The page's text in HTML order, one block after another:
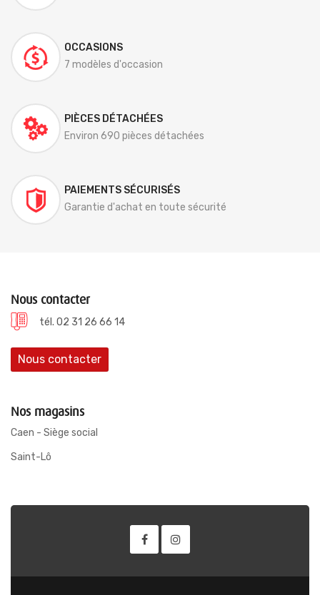
OCCASIONS
7 modèles d'occasion
PIÈCES DÉTACHÉES
Environ 690 pièces détachées
PAIEMENTS SÉCURISÉS
Garantie d'achat en toute sécurité
Nous contacter
tél. 02 31 26 66 14
Nous contacter
Nos magasins
Caen - Siège social
Saint-Lô